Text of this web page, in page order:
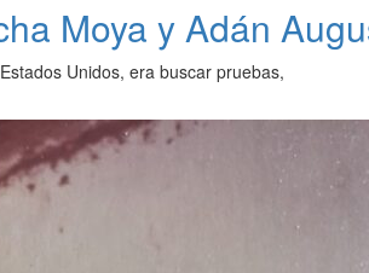
Moya y Adán
Unidos, era buscar pruebas,